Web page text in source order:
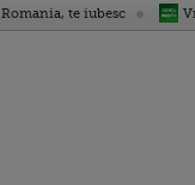
Romania, te iubesc